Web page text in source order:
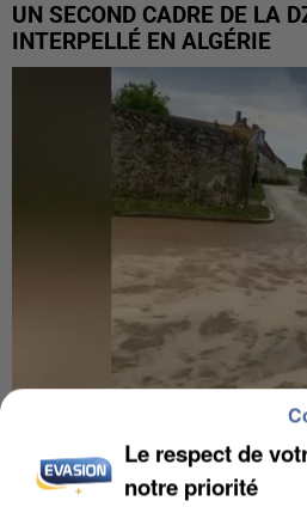
UN SECOND CADRE DE LA
INTERPELLÉ EN ALGÉRIE
UNE TOURISTE DE L’OISE
Le respect de
notre priorité